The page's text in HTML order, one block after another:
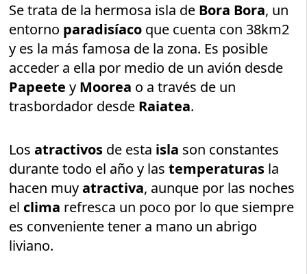
Se trata de la hermosa isla de Bora Bora, un
entorno paradisíaco que cuenta con 38km2
y es la más famosa de la zona. Es posible
acceder a ella por medio de un avión desde
Papeetey Moorea o a través de un
trasbordador desde Raiatea.
Losatractivos de esta isla son constantes
durante todo el año y lastemperaturas la
hacen muyatractiva, aunque por las noches
el clima refresca un poco por lo que siempre
es conveniente tener a mano un abrigo
liviano.